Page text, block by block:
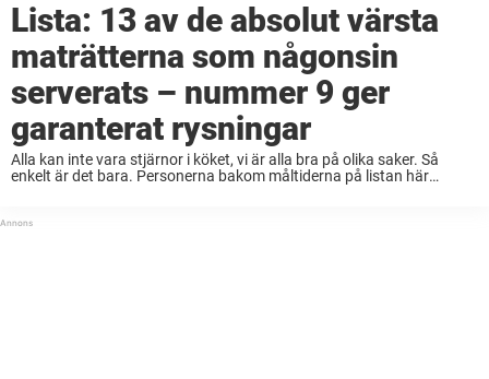
Lista: 13 av de absolut värsta
maträtterna som någonsin
serverats – nummer 9 ger
garanterat rysningar
Alla kan inte vara stjärnor i köket, vi är alla bra på olika saker. Så
enkelt är det bara. Personerna bakom måltiderna på listan här